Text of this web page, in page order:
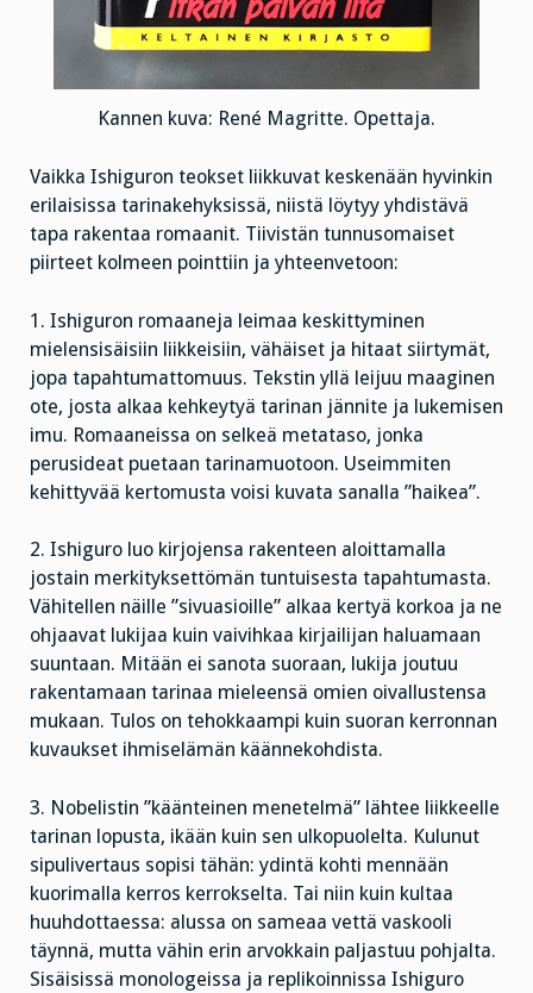
Kannen kuva: René Magritte. Opettaja.
Vaikka Ishiguron teokset liikkuvat keskenään hyvinkin
erilaisissa tarinakehyksissä, niistä löytyy yhdistävä
tapa rakentaa romaanit. Tiivistän tunnusomaiset
piirteet kolmeen pointtiin ja yhteenvetoon:
1. Ishiguron romaaneja leimaa keskittyminen
mielensisäisiin liikkeisiin, vähäiset ja hitaat siirtymät,
jopa tapahtumattomuus. Tekstin yllä leijuu maaginen
ote, josta alkaa kehkeytyä tarinan jännite ja lukemisen
imu. Romaaneissa on selkeä metataso, jonka
perusideat puetaan tarinamuotoon. Useimmiten
kehittyvää kertomusta voisi kuvata sanalla ”haikea”.
2. Ishiguro luo kirjojensa rakenteen aloittamalla
jostain merkityksettömän tuntuisesta tapahtumasta.
Vähitellen näille ”sivuasioille” alkaa kertyä korkoa ja ne
ohjaavat lukijaa kuin vaivihkaa kirjailijan haluamaan
suuntaan. Mitään ei sanota suoraan, lukija joutuu
rakentamaan tarinaa mieleensä omien oivallustensa
mukaan. Tulos on tehokkaampi kuin suoran kerronnan
kuvaukset ihmiselämän käännekohdista.
3. Nobelistin ”käänteinen menetelmä” lähtee liikkeelle
tarinan lopusta, ikään kuin sen ulkopuolelta. Kulunut
sipulivertaus sopisi tähän: ydintä kohti mennään
kuorimalla kerros kerrokselta. Tai niin kuin kultaa
huuhdottaessa: alussa on sameaa vettä vaskooli
täynnä, mutta vähin erin arvokkain paljastuu pohjalta.
Sisäisissä monologeissa ja replikoinnissa Ishiguro